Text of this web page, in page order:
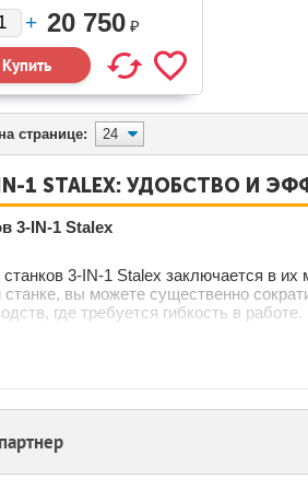
(371000)
20 750 ₽
странице:
1 STALEX: УДОБСТВО И
3-IN-1 Stalex
3-IN-1 Stalex заключается в
вы можете существенно
где требуется гибкость в работе.
с учетом ограниченного рабочего
интерфейсом и простыми
работу с оборудованием, что